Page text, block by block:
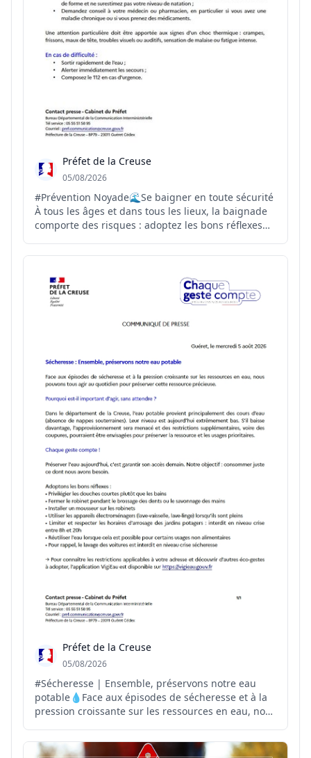
Préfet de la Creuse
05/08/2026
#Prévention Noyade🌊Se baigner en toute sécurité
À tous les âges et dans tous les lieux, la baignade
comporte des risques : adoptez les bons réflexes
baignades surveillés recensés et autorisés en
https://www.creuse.gouv.fr/Actualites/Preve...
Préfet de la Creuse
05/08/2026
#Sécheresse | Ensemble, préservons notre eau
potable💧Face aux épisodes de sécheresse et à la
pression croissante sur les ressources en eau, nous
cette ressource précieuse. Préserver l'eau
aujourd'hui, c'est garantir son accès demain.